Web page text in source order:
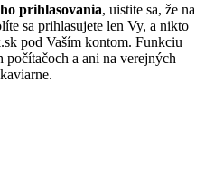
prihlasovania, uistite sa, že na
sa prihlasujete len Vy, a nikto
pod Vaším kontom. Funkciu
a ani na verejných